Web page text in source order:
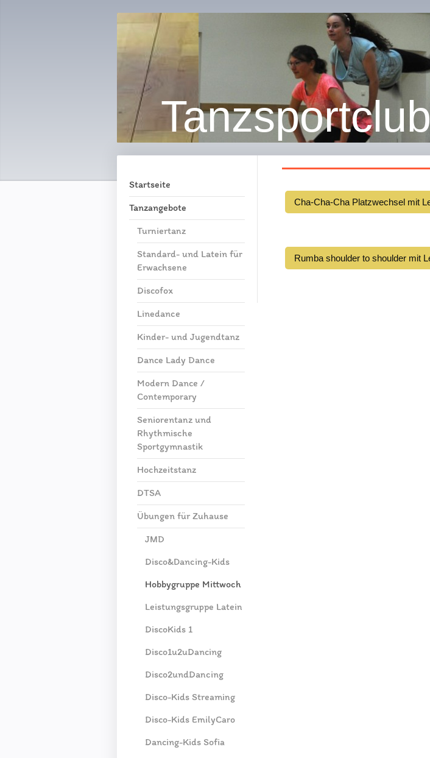
Startseite
Tanzangebote
Turniertanz
Standard- und Latein für
Erwachsene
Discofox
Linedance
Kinder- und Jugendtanz
Dance Lady Dance
Modern Dance /
Contemporary
Seniorentanz und
Rhythmische
Sportgymnastik
Hochzeitstanz
DTSA
Übungen für Zuhause
JMD
Disco&Dancing-Kids
Hobbygruppe Mittwoch
Leistungsgruppe Latein
DiscoKids 1
Disco1u2uDancing
Disco2undDancing
Disco-Kids Streaming
Disco-Kids EmilyCaro
Dancing-Kids Sofia
Cha-Cha-Cha Platzwechsel mit
Rumba shoulder to shoulder mit